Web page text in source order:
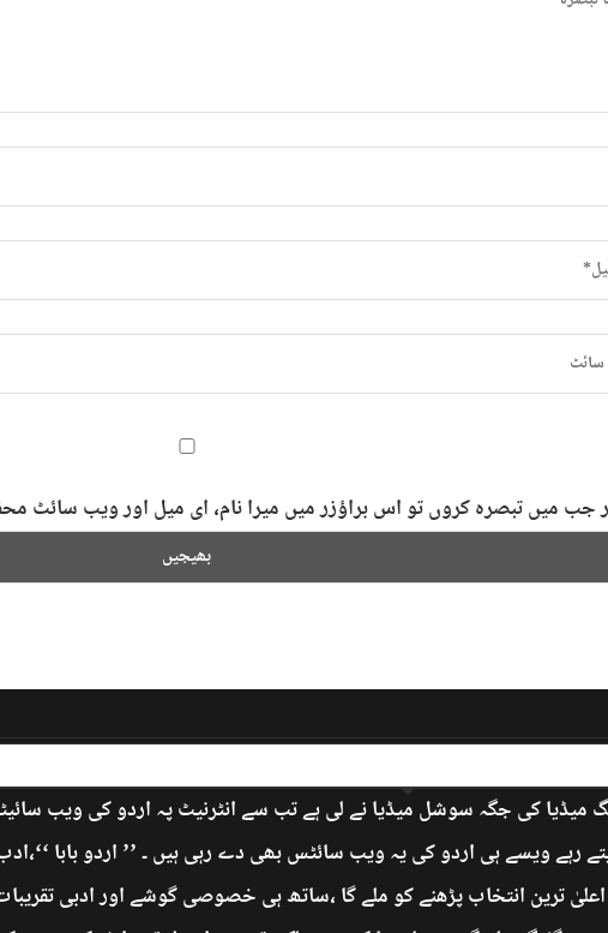
جب میں تبصرہ کروں تو اس براؤزر میں میرا نام، ای میل اور ویب سائٹ
میڈیا کی جگہ سوشل میڈیا نے لی ہے تب سے انٹرنیٹ پہ اردو کی ویب
رہے ویسے ہی اردو کی یہ ویب سائٹس بھی دے رہی ہیں ۔ ’’ اردو بابا
ترین انتخاب پڑھنے کو ملے گا ،ساتھ ہی خصوصی گوشے اور ادبی